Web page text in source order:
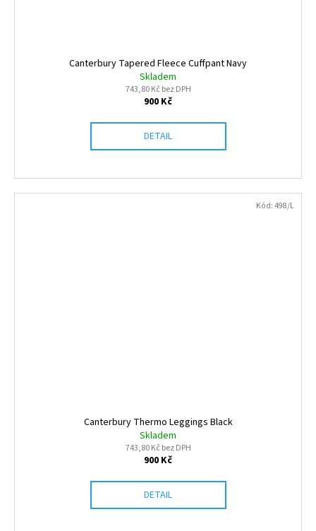
Canterbury Tapered Fleece Cuffpant Navy
Skladem
743,80 Kč bez DPH
900 Kč
DETAIL
Canterbury Thermo Leggings Black
Skladem
743,80 Kč bez DPH
900 Kč
DETAIL
Kód:498/L